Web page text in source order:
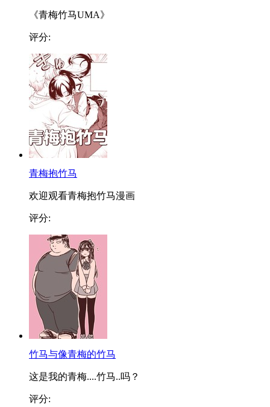
《青梅竹马UMA》
评分:
青梅抱竹马
欢迎观看青梅抱竹马漫画
评分:
竹马与像青梅的竹马
这是我的青梅....竹马..吗？
评分: